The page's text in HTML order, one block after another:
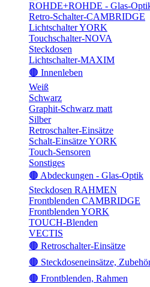
ROHDE+ROHDE - Glas-
Retro-Schalter-CAMBRIDGE
Lichtschalter YORK
Touchschalter-NOVA
Steckdosen
Lichtschalter-MAXIM
🟤 Innenleben
Weiß
Schwarz
Graphit-Schwarz matt
Silber
Retroschalter-Einsätze
Schalt-Einsätze YORK
Touch-Sensoren
Sonstiges
🟤 Abdeckungen - Glas-Optik
Steckdosen RAHMEN
Frontblenden CAMBRIDGE
Frontblenden YORK
TOUCH-Blenden
VECTIS
🟤 Retroschalter-Einsätze
🟤 Steckdoseneinsätze,
🟤 Frontblenden, Rahmen